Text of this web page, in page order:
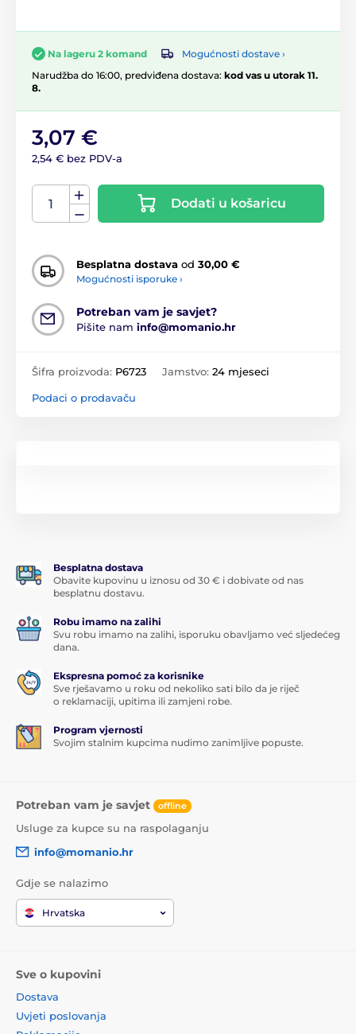
Na lageru 2 komand
Mogućnosti dostave ›
Narudžba do 16:00, predviđena dostava: kod vas u utorak 11.
8.
3,07 €
2,54 € bez PDV-a
Dodati u košaricu
Besplatna dostava od 30,00 €
Mogućnosti isporuke ›
Potreban vam je savjet?
Pišite nam info@momanio.hr
Šifra proizvoda: P6723 Jamstvo: 24 mjeseci
Podaci o prodavaču
Besplatna dostava
Obavite kupovinu u iznosu od 30 € i dobivate od nas
besplatnu dostavu.
Robu imamo na zalihi
Svu robu imamo na zalihi, isporuku obavljamo već sljedećeg
dana.
Ekspresna pomoć za korisnike
Sve rješavamo u roku od nekoliko sati bilo da je riječ
o reklamaciji, upitima ili zamjeni robe.
Program vjernosti
Svojim stalnim kupcima nudimo zanimljive popuste.
Potreban vam je savjet offline
Usluge za kupce su na raspolaganju
info@momanio.hr
Gdje se nalazimo
Hrvatska
Sve o kupovini
Dostava
Uvjeti poslovanja